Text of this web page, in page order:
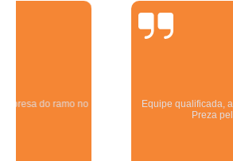
Wanessa
Marques
Equipe qualificada, atendimento muito pontual
Preza pela qualidade, bom gosto e